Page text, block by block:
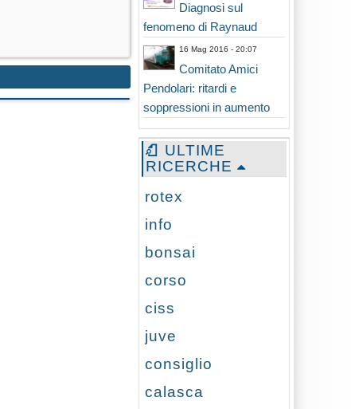
Diagnosi sul
fenomeno di Raynaud
16 Mag 2016 - 20:07
Comitato Amici
Pendolari: ritardi e
soppressioni in aumento
ULTIME
RICERCHE
rotex
info
bonsai
corso
ciss
juve
consiglio
calasca